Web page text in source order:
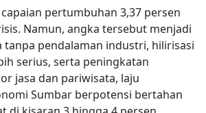
pertumbuhan 3,37 persen
Namun, angka tersebut menjadi
tanpa pendalaman industri, hilirisasi
serius, serta peningkatan
jasa dan pariwisata, laju
Sumbar berpotensi bertahan